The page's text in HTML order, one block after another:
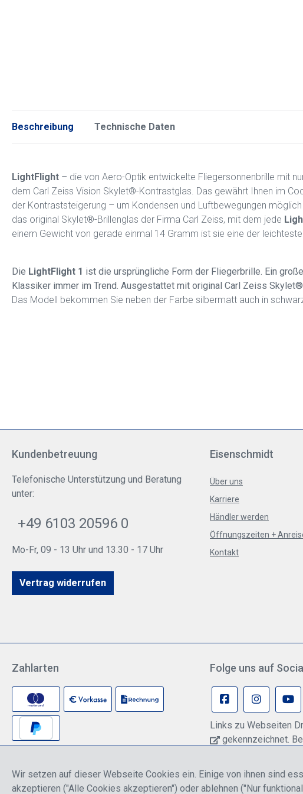
Beschreibung Technische Daten
LightFlight – die von Aero-Optik entwickelte Fliegersonnenbrille mit
dem Carl Zeiss Vision Skylet®-Kontrastglas. Das gewährt Ihnen im
der Kontraststeigerung – um Kondensen und Luftbewegungen
das original Skylet®-Brillenglas der Firma Carl Zeiss, mit dem jede
einem Gewicht von gerade einmal 14 Gramm ist sie eine der
Die LightFlight 1 ist die ursprüngliche Form der Fliegerbrille. Ein
Klassiker immer im Trend. Ausgestattet mit original Carl Zeiss
Das Modell bekommen Sie neben der Farbe silbermatt auch in
Kundenbetreuung
Telefonische Unterstützung und Beratung
unter:
+49 6103 20596 0
Mo-Fr, 09 - 13 Uhr und 13.30 - 17 Uhr
Vertrag widerrufen
Eisenschmidt
Über uns
Karriere
Händler werden
Öffnungszeiten +
Kontakt
Zahlarten Folge uns auf
Links zu Webseiten
gekennzeichnet.
Anbieter übermittelt
Informationen dazu
Wir setzen auf dieser Webseite Cookies ein. Einige von ihnen sind
akzeptieren ("Alle Cookies akzeptieren") oder ablehnen ("Nur